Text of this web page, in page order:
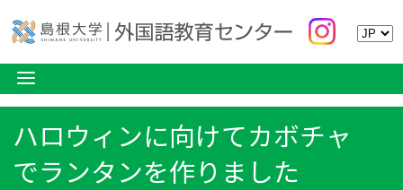
ハロウィンに向けてカボチャ
でランタンを作りました